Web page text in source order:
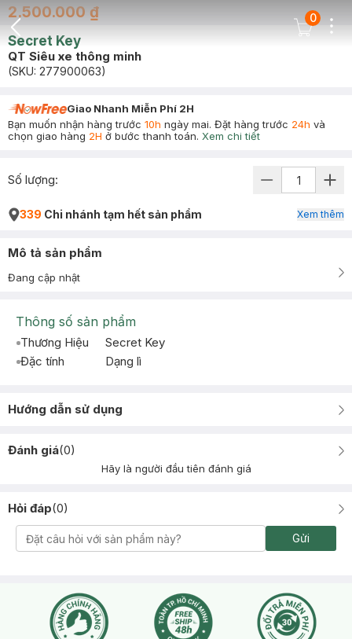
Back Icon
Cart Icon
0
2.500.000 ₫
Secret Key
QT Siêu xe thông minh
(SKU: 277900063)
Giao Nhanh Miễn Phí 2H
Bạn muốn nhận hàng trước 10h ngày mai. Đặt hàng trước 24h và
chọn giao hàng 2H ở bước thanh toán. Xem chi tiết
Số lượng:
339 Chi nhánh tạm hết sản phẩm Xem thêm
Mô tả sản phẩm
Đang cập nhật
Thông số sản phẩm
Thương Hiệu
Secret Key
Đặc tính
Dạng lì
Hướng dẫn sử dụng
Đánh giá(0)
Hãy là người đầu tiên đánh giá
Hỏi đáp(0)
Gửi